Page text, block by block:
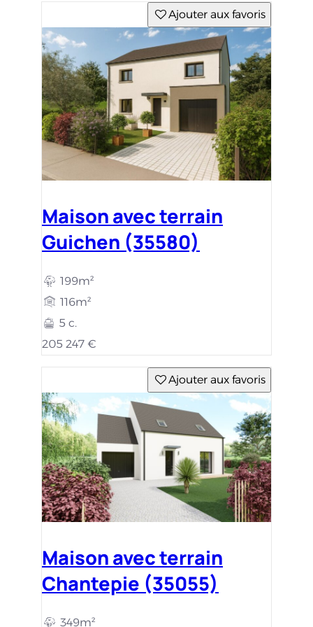
Ajouter aux favoris
Maison avec terrain
Guichen (35580)
199m²
116m²
5 c.
205 247 €
Ajouter aux favoris
Maison avec terrain
Chantepie (35055)
349m²